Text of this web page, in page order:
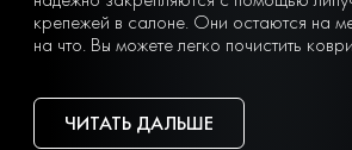
крепежей в салоне. Они остаются на
на что. Вы можете легко почистить
дворового шланга.
Тип ячеек вы выбираете сами с учетом
ЧИТАТЬ ДАЛЬШЕ